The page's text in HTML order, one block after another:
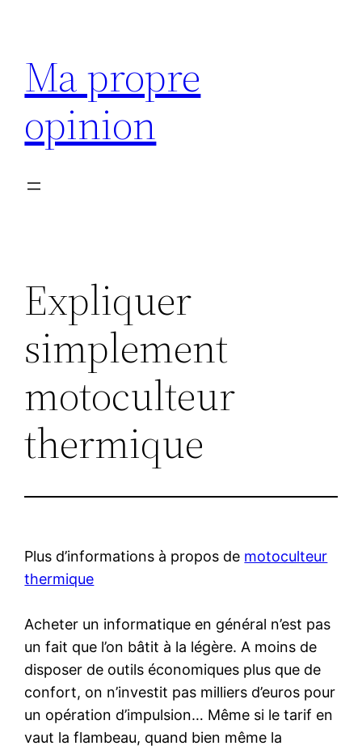
contenu
Ma propre
opinion
Expliquer
simplement
motoculteur
thermique
Plus d’informations à propos de motoculteur
thermique
Acheter un informatique en général n’est pas
un fait que l’on bâtit à la légère. A moins de
disposer de outils économiques plus que de
confort, on n’investit pas milliers d’euros pour
un opération d’impulsion… Même si le tarif en
vaut la flambeau, quand bien même la